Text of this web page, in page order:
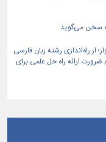
سخن می‌گوید
از راه‌اندازی رشته زبان فارسی
ضرورت ارائه راه حل علمی برای